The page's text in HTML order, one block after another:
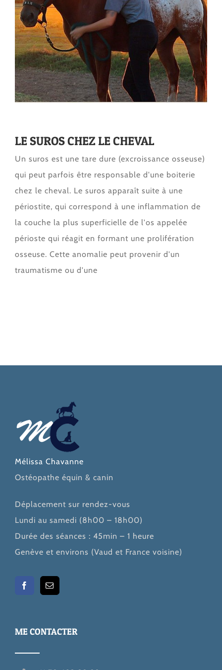
LE SUROS CHEZ LE CHEVAL
Un suros est une tare dure (excroissance osseuse)
qui peut parfois être responsable d'une boiterie
chez le cheval. Le suros apparaît suite à une
périostite, qui correspond à une inflammation de
la couche la plus superficielle de l'os appelée
périoste qui réagit en formant une prolifération
osseuse. Cette anomalie peut provenir d'un
traumatisme ou d'une
Mélissa Chavanne
Ostéopathe équin & canin
Déplacement sur rendez-vous
Lundi au samedi (8h00 – 18h00)
Durée des séances : 45min – 1 heure
Genève et environs (Vaud et France voisine)
ME CONTACTER